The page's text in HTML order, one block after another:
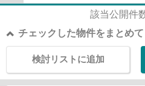
該当公開件
チェックした物件をまとめて
検討リストに追加